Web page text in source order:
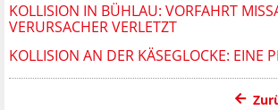
KOLLISION IN BÜHLAU: VORFAHRT
VERURSACHER VERLETZT
KOLLISION AN DER KÄSEGLOCKE: EINE